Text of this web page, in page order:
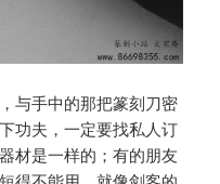
与手中的那把篆刻刀密
功夫，一定要找私人订
材是一样的；有的朋友